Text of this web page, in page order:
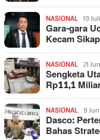
NASIONAL 19
Gara-gara
Kecam
NASIONAL 21
Sengketa
Rp11,1
NASIONAL 9
Dasco:
Bahas